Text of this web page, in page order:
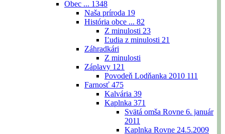
Obec ... 1348
Naša príroda 19
História obce ... 82
Z minulosti 23
Ľudia z minulosti 21
Záhradkári
Z minulosti
Záplavy 121
Povodeň Lodňanka 2010 111
Farnosť 475
Kalvária 39
Kaplnka 371
Svätá omša Rovne 6. január
2011
Kaplnka Rovne 24.5.2009